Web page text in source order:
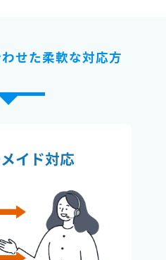
せた柔軟な対応方
イド対応